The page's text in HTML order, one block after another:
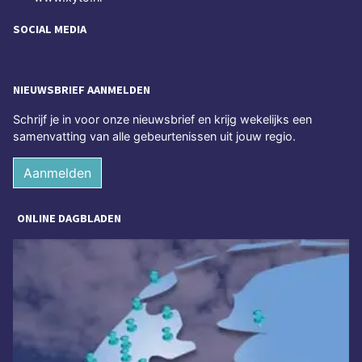
SOCIAL MEDIA
NIEUWSBRIEF AANMELDEN
Schrijf je in voor onze nieuwsbrief en krijg wekelijks een
samenvatting van alle gebeurtenissen uit jouw regio.
Aanmelden
ONLINE DAGBLADEN